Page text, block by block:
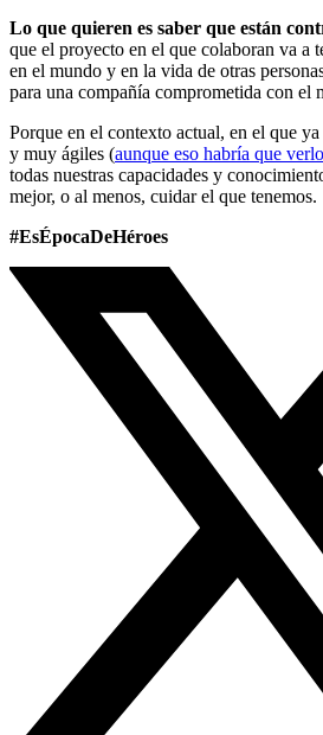
Lo que quieren es saber que están
que el proyecto en el que colaboran va a
en el mundo y en la vida de otras
para una compañía comprometida con el
Porque en el contexto actual, en el que
y muy ágiles (aunque eso habría que verlo
todas nuestras capacidades y
mejor, o al menos, cuidar el que tenemos.
#EsÉpocaDeHéroes